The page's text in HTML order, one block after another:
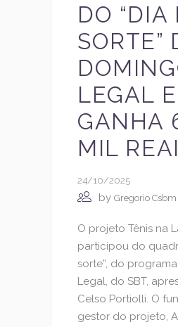
DO “DIA
SORTE”
LEGAL E
GANHA
MIL
24/10/2025
by Gregorio Csbm
O projeto Tênis na
participou do
sorte”, do
Legal, do SBT,
Celso Portiolli. O
gestor do projeto,